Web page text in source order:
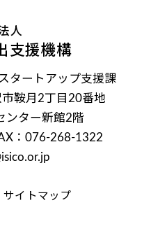
人
支援機構
タートアップ支援課
鞍月2丁目20番地
ンター新館2階
：076-268-1322
サイトマップ